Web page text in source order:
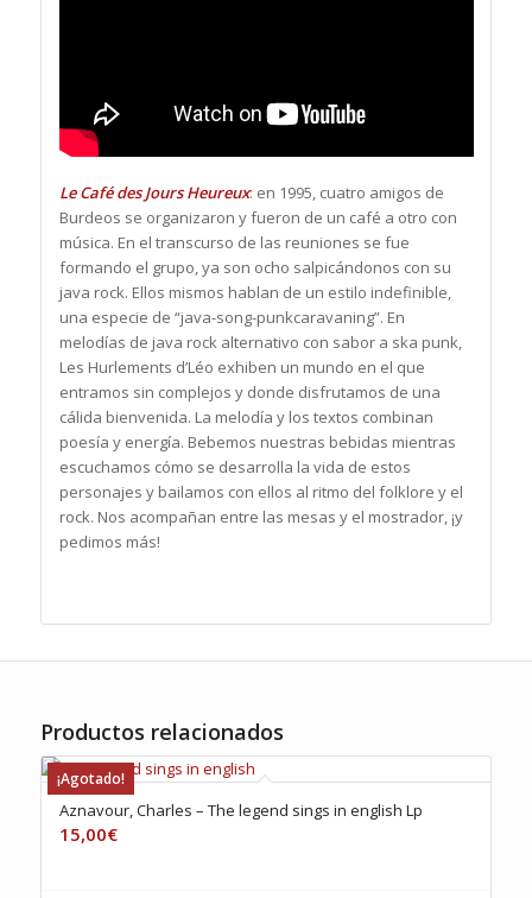
Le Café des Jours Heureux: en 1995, cuatro amigos de
Burdeos se organizaron y fueron de un café a otro con
música. En el transcurso de las reuniones se fue
formando el grupo, ya son ocho salpicándonos con su
java rock. Ellos mismos hablan de un estilo indefinible,
una especie de “java-song-punkcaravaning”. En
melodías de java rock alternativo con sabor a ska punk,
Les Hurlements d’Léo exhiben un mundo en el que
entramos sin complejos y donde disfrutamos de una
cálida bienvenida. La melodía y los textos combinan
poesía y energía. Bebemos nuestras bebidas mientras
escuchamos cómo se desarrolla la vida de estos
personajes y bailamos con ellos al ritmo del folklore y el
rock. Nos acompañan entre las mesas y el mostrador, ¡y
pedimos más!
Productos relacionados
¡Agotado!
Aznavour, Charles – The legend sings in english Lp
15,00€